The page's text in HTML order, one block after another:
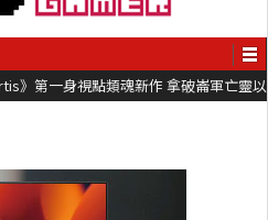
》第一身視點類魂新作 拿破崙軍亡靈以